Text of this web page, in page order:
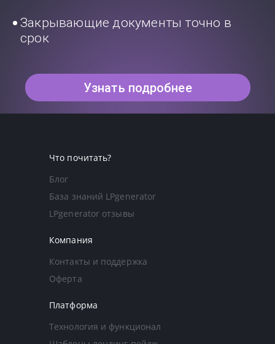
Закрывающие документы точно в
срок
Узнать подробнее
Что почитать?
Блог
База знаний LPgenerator
LPgenerator отзывы
Компания
Контакты и поддержка
Оферта
Платформа
Технология и функционал